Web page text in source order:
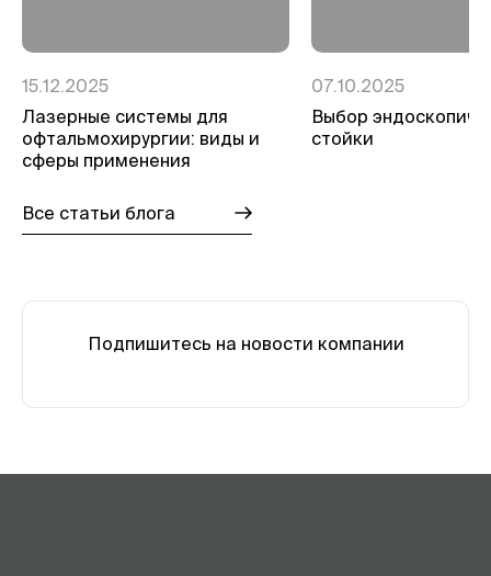
15.12.2025
Лазерные системы для
офтальмохирургии: виды и
сферы применения
07.10.2025
Выбор
стойки
Все статьи блога
Подпишитесь на новости компании